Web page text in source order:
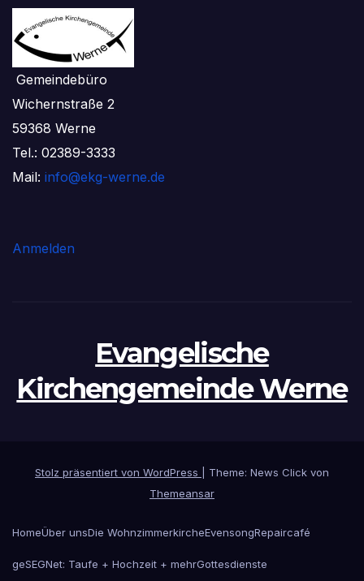
Gemeindebüro
Wichernstraße 2
59368 Werne
Tel.: 02389-3333
Mail: info@ekg-werne.de
Anmelden
Evangelische
Kirchengemeinde Werne
Stolz präsentiert von WordPress
Theme: News Click von
Themeansar
HomeÜber unsDie WohnzimmerkircheEvensongRepaircafé
geSEGNet: Taufe + Hochzeit + mehrGottesdienste